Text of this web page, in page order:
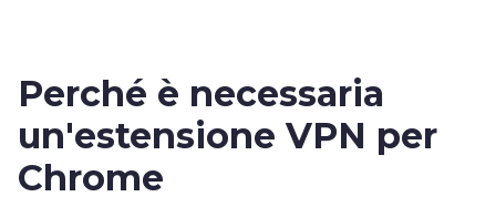
Perché è necessaria
un'estensione VPN per
Chrome